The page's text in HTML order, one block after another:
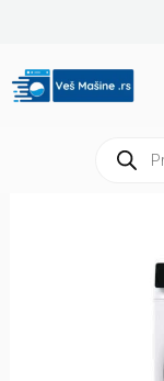
sadržaj
search